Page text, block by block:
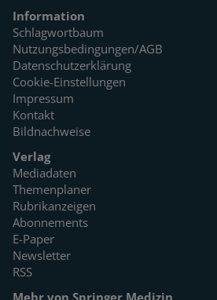
Information
Schlagwortbaum
Nutzungsbedingungen/AGB
Datenschutzerklärung
Cookie-Einstellungen
Impressum
Kontakt
Bildnachweise
Verlag
Mediadaten
Themenplaner
Rubrikanzeigen
Abonnements
E-Paper
Newsletter
RSS